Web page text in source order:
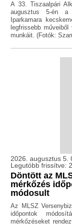
A 33. Tiszaalpári
augusztus 5-én a
Iparkamara
legfrissebb
munkáit. (Fotók:
2026. augusztus 5.
Legutóbb frissítve:
Döntött az
mérkőzés
módosult
Az MLSZ
időpontok
mérkőzéseket